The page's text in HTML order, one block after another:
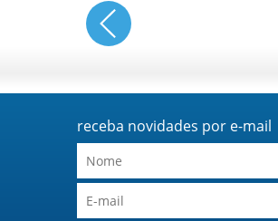
receba novidades por e-mail